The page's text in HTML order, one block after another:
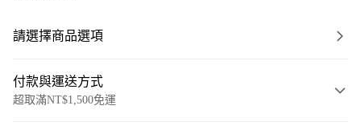
請選擇商品選項
付款與運送方式
超取滿NT$1,500免運